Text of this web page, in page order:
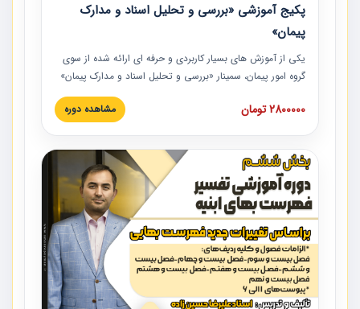
پکیج آموزشی «بررسی و تحلیل اسناد و مدارک
پیمان»
یکی از آموزش‏‏‏‏‏‏ های بسیار کاربردی و حرفه‏ ای ارائه شده از سوی
گروه امور پیمان، سمینار «بررسی و تحلیل اسناد و مدارک پیمان»
است که در دانشگاه صنعتی شریف ارائه شد. در این آموزش
نکات کلیدی مربوط به اسناد و مدارک پیمان، اولویت بندی اسناد
پیمان به همراه تجربیات عملی در این خصوص ارائه شده است.
2800000 تومان مشاهده دوره